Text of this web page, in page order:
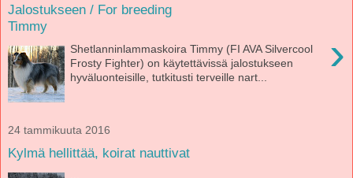
Jalostukseen / For breeding
Timmy
›
Shetlanninlammaskoira Timmy (FI AVA Silvercool
Frosty Fighter) on käytettävissä jalostukseen
hyväluonteisille, tutkitusti terveille nart...
24 tammikuuta 2016
Kylmä hellittää, koirat nauttivat